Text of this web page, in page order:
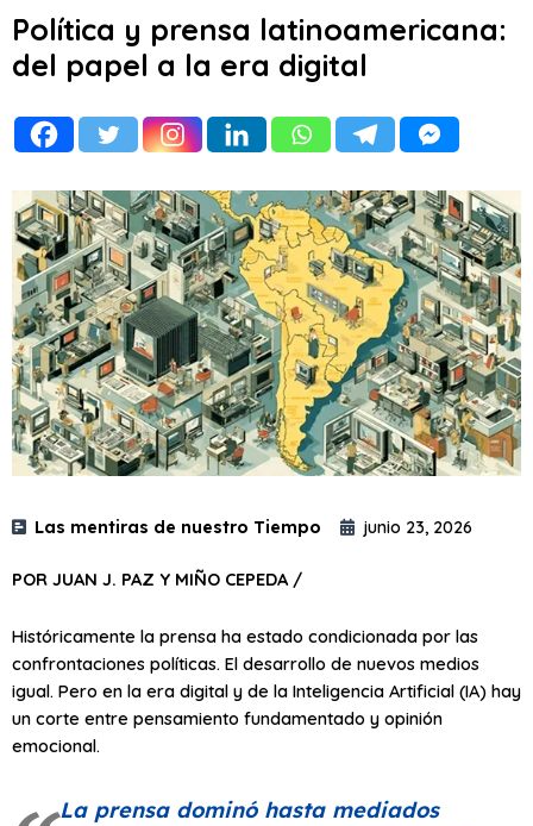
Política y prensa latinoamericana:
del papel a la era digital
Las mentiras de nuestro Tiempo junio 23, 2026
POR JUAN J. PAZ Y MIÑO CEPEDA /
Históricamente la prensa ha estado condicionada por las
confrontaciones políticas. El desarrollo de nuevos medios
igual. Pero en la era digital y de la Inteligencia Artificial (IA) hay
un corte entre pensamiento fundamentado y opinión
emocional.
La prensa dominó hasta mediados